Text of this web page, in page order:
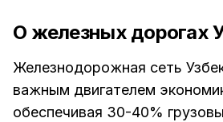
О железных дорогах
Железнодорожная сеть
важным двигателем
обеспечивая 30-40%